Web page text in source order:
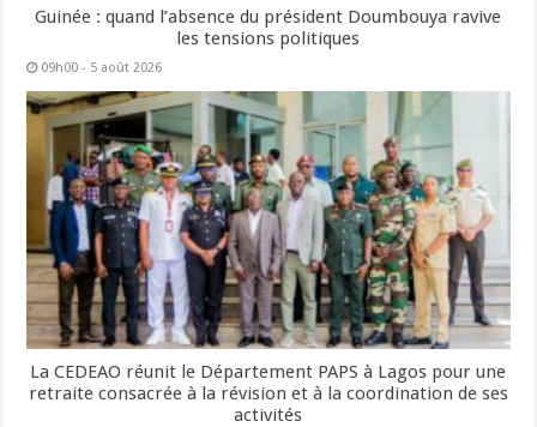
Guinée : quand l’absence du président Doumbouya ravive
les tensions politiques
09h00 - 5 août 2026
La CEDEAO réunit le Département PAPS à Lagos pour une
retraite consacrée à la révision et à la coordination de ses
activités